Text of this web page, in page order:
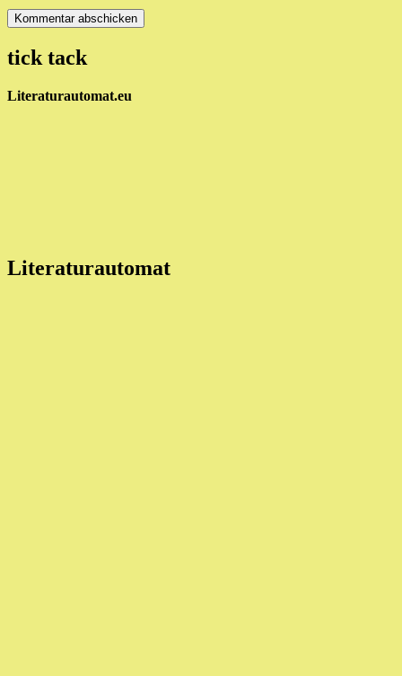
tick tack
Literaturautomat.eu
Literaturautomat